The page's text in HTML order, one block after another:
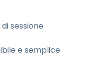
sessione
e semplice